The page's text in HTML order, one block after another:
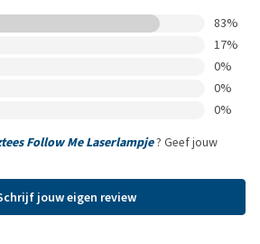
83%
17%
0%
0%
0%
Follow Me Laserlampje? Geef jouw
jouw eigen review